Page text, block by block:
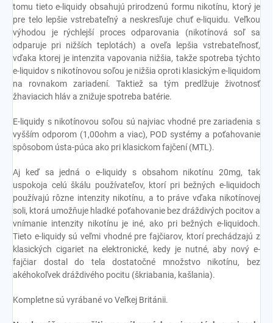
tomu tieto e-liquidy obsahujú prirodzenú formu nikotínu, ktorý je
pre telo lepšie vstrebateľný a neskresľuje chuť e-liquidu. Veľkou
výhodou je rýchlejší proces odparovania (nikotínová soľ sa
odparuje pri nižších teplotách) a oveľa lepšia vstrebateľnosť,
vďaka ktorej je intenzita vapovania nižšia, takže spotreba týchto
e-liquidov s nikotínovou soľou je nižšia oproti klasickým e-liquidom
na rovnakom zariadení. Taktiež sa tým predlžuje životnosť
žhaviacich hláv a znižuje spotreba batérie.
E-liquidy s nikotínovou soľou sú najviac vhodné pre zariadenia s
vyšším odporom (1,00ohm a viac), POD systémy a poťahovanie
spôsobom ústa-púca ako pri klasickom fajčení (MTL).
Aj keď sa jedná o e-liquidy s obsahom nikotínu 20mg, tak
uspokoja celú škálu používateľov, ktorí pri bežných e-liquidoch
používajú rôzne intenzity nikotínu, a to práve vďaka nikotínovej
soli, ktorá umožňuje hladké poťahovanie bez dráždivých pocitov a
vnímanie intenzity nikotínu je iné, ako pri bežných e-liquidoch.
Tieto e-liquidy sú veľmi vhodné pre fajčiarov, ktorí prechádzajú z
klasických cigariet na elektronické, kedy je nutné, aby nový e-
fajčiar dostal do tela dostatočné množstvo nikotínu, bez
akéhokoľvek dráždivého pocitu (škriabania, kašlania).
Kompletne sú vyrábané vo Veľkej Británii.